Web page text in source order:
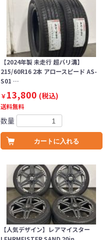
【2024年製 未走行 超バリ溝】
215/60R16 2本 アロースピード AS-
S01 …
￥13,800 (税込)
送料無料
数量
カートに入れる
【人気デザイン】レアマイスター